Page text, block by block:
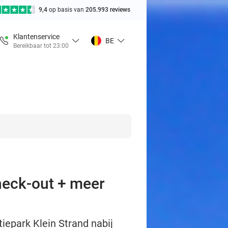
9,4 op basis van 205.993 reviews
Klantenservice
Bereikbaar tot 23:00
BE
out + meer
Klein Strand nabij